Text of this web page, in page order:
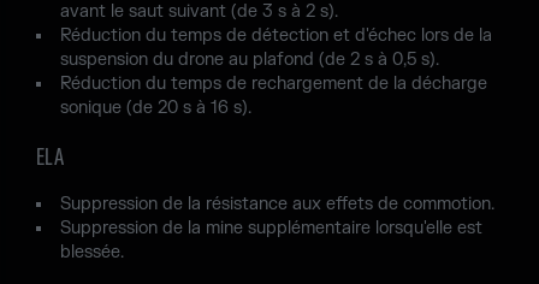
avant le saut suivant (de 3 s à 2 s).
Réduction du temps de détection et d'échec lors de la
suspension du drone au plafond (de 2 s à 0,5 s).
Réduction du temps de rechargement de la décharge
sonique (de 20 s à 16 s).
ELA
Suppression de la résistance aux effets de commotion.
Suppression de la mine supplémentaire lorsqu'elle est
blessée.